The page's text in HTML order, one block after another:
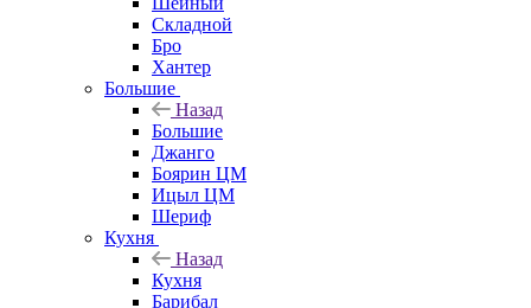
Складной
Бро
Хантер
Большие
Назад
Большие
Джанго
Боярин ЦМ
Ицыл ЦМ
Шериф
Кухня
Назад
Кухня
Барибал